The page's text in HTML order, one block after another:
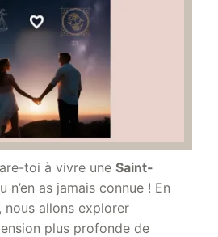
toi à vivre une Saint-
n’en as jamais connue ! En
nous allons explorer
plus profonde de